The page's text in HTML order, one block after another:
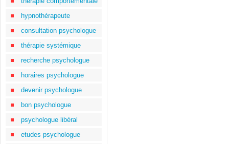
hypnothérapeute
consultation psychologue
thérapie systémique
recherche psychologue
horaires psychologue
devenir psychologue
bon psychologue
psychologue libéral
etudes psychologue